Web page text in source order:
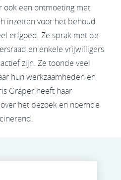
ook een ontmoeting met
inzetten voor het behoud
erfgoed. Ze sprak met de
en enkele vrijwilligers
zijn. Ze toonde veel
hun werkzaamheden en
Gräper heeft haar
het bezoek en noemde